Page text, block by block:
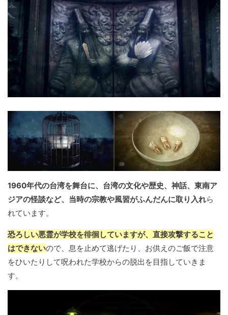
1960年代の台湾を舞台に、台湾の文化や歴史、神話、東南ア
ジアの怪談など、当時の宗教や風習がふんだんに取り入れら
れています。
恐ろしい悪霊が学校を徘徊していますが、直接攻撃すること
はできないので、息を止めて逃げたり、お供えのご飯で注意
をひいたりして呪われた学校からの脱出を目指していきま
す。